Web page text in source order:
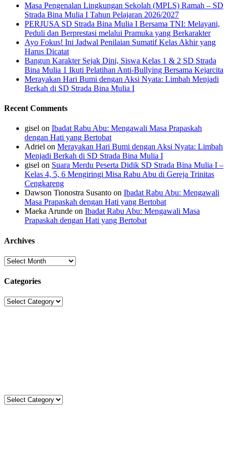
Masa Pengenalan Lingkungan Sekolah (MPLS) Ramah – SD
Strada Bina Mulia I Tahun Pelajaran 2026/2027
PERJUSA SD Strada Bina Mulia I Bersama TNI: Melayani,
Peduli dan Berprestasi melalui Pramuka yang Berkarakter
Ayo Fokus! Ini Jadwal Penilaian Sumatif Kelas Akhir yang
Harus Dicatat
Bangun Karakter Sejak Dini, Siswa Kelas 1 & 2 SD Strada
Bina Mulia 1 Ikuti Pelatihan Anti-Bullying Bersama Kejarcita
Merayakan Hari Bumi dengan Aksi Nyata: Limbah Menjadi
Berkah di SD Strada Bina Mulia I
Recent Comments
gisel on Ibadat Rabu Abu: Mengawali Masa Prapaskah
dengan Hati yang Bertobat
Adriel on Merayakan Hari Bumi dengan Aksi Nyata: Limbah
Menjadi Berkah di SD Strada Bina Mulia I
gisel on Suara Merdu Peserta Didik SD Strada Bina Mulia I –
Kelas 4, 5, 6 Mengiringi Misa Rabu Abu di Gereja Trinitas
Cengkareng
Dawson Tionostra Susanto on Ibadat Rabu Abu: Mengawali
Masa Prapaskah dengan Hati yang Bertobat
Maeka Arunde on Ibadat Rabu Abu: Mengawali Masa
Prapaskah dengan Hati yang Bertobat
Archives
Archives
Categories
Categories
Kategori